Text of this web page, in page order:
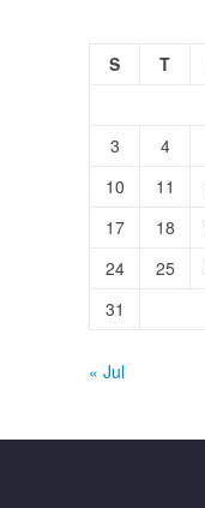
S
T
3
4
10
11
17
18
24
25
31
« Jul